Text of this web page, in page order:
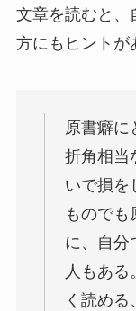
文章を読むと、
方にもヒントが
原書癖に
折角相当
いで損を
ものでも
に、自分
人もある
く読め